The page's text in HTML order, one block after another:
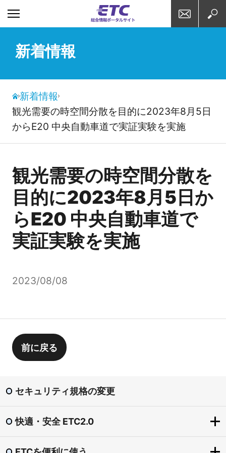
新着情報
新着情報
観光需要の時空間分散を目的に2023年8月5日
からE20 中央自動車道で実証実験を実施
観光需要の時空間分散を
目的に2023年8月5日か
らE20 中央自動車道で
実証実験を実施
2023/08/08
前に戻る
セキュリティ規格の変更
快適・安全 ETC2.0